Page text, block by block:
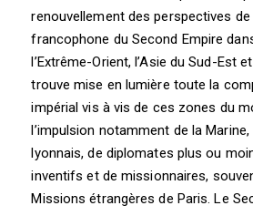
renouvellement des perspectives de
francophone du Second Empire
l’Extrême-Orient, l’Asie du Sud-Est
trouve mise en lumière toute la
impérial vis à vis de ces zones du
l’impulsion notamment de la
lyonnais, de diplomates plus ou
inventifs et de missionnaires,
Missions étrangères de Paris. Le